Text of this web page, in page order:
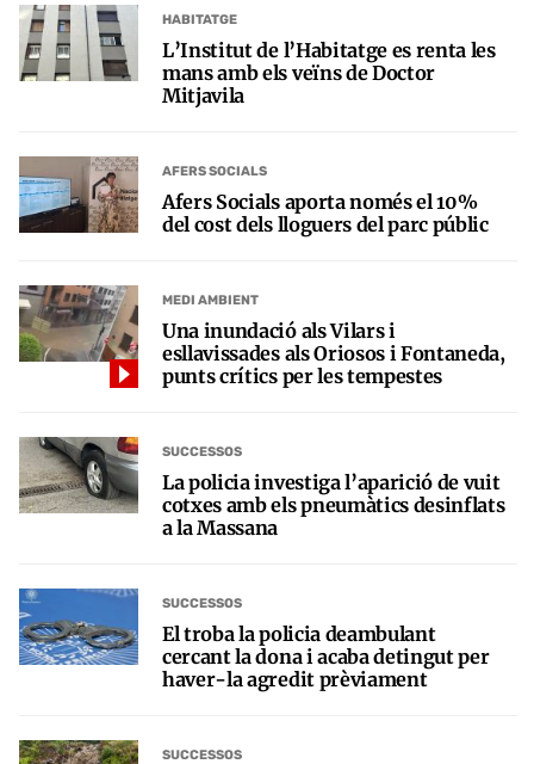
HABITATGE
L’Institut de l’Habitatge es renta les
mans amb els veïns de Doctor
Mitjavila
AFERS SOCIALS
Afers Socials aporta només el 10%
del cost dels lloguers del parc públic
MEDI AMBIENT
Una inundació als Vilars i
esllavissades als Oriosos i Fontaneda,
punts crítics per les tempestes
SUCCESSOS
La policia investiga l’aparició de vuit
cotxes amb els pneumàtics desinflats
a la Massana
SUCCESSOS
El troba la policia deambulant
cercant la dona i acaba detingut per
haver-la agredit prèviament
SUCCESSOS